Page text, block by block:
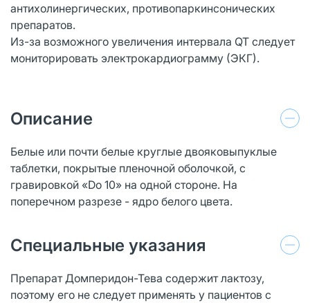
антихолинергических, противопаркинсонических
препаратов.
Из-за возможного увеличения интервала QT следует
мониторировать электрокардиограмму (ЭКГ).
Описание
Белые или почти белые круглые двояковыпуклые
таблетки, покрытые пленочной оболочкой, с
гравировкой «Do 10» на одной стороне. На
поперечном разрезе - ядро белого цвета.
Специальные указания
Препарат Домперидон-Тева содержит лактозу,
поэтому его не следует применять у пациентов с